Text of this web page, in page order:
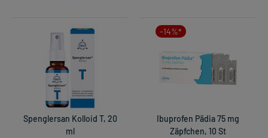
Spenglersan Kolloid T, 20
ml
-14%*
Ibuprofen Pädia 75 mg
Zäpfchen, 10 St